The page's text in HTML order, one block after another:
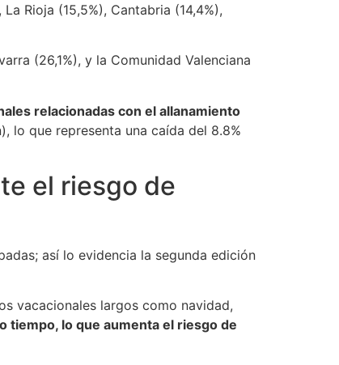
Rioja (15,5%), Cantabria (14,4%),
(26,1%), y la Comunidad Valenciana
relacionadas con el allanamiento
lo que representa una caída del 8.8%
el riesgo de
así lo evidencia la segunda edición
vacacionales largos como navidad,
tiempo, lo que aumenta el riesgo de